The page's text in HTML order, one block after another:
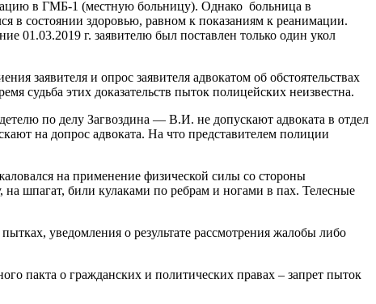
в ГМБ-1 (местную больницу). Однако больница в
в состоянии здоровью, равном к показаниям к реанимации.
01.03.2019 г. заявителю был поставлен только один укол
заявителя и опрос заявителя адвокатом об обстоятельствах
судьба этих доказательств пыток полицейских неизвестна.
по делу Загвоздина — В.И. не допускают адвоката в отдел
на допрос адвоката. На что представителем полиции
на применение физической силы со стороны
на шпагат, били кулаками по ребрам и ногами в пах. Телесные
уведомления о результате рассмотрения жалобы либо
пакта о гражданских и политических правах – запрет пыток